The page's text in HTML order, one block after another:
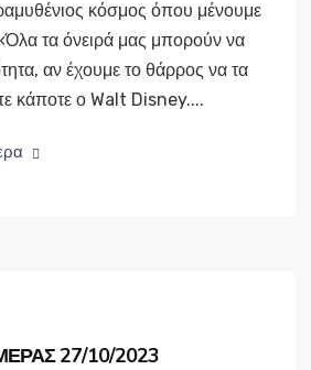
κόσμος όπου μένουμε
τα όνειρά μας μπορούν να
αν έχουμε το θάρρος να τα
κάποτε ο Walt Disney....
27/10/2023